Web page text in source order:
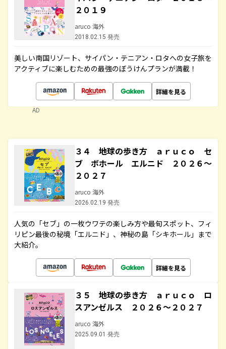
２０１９
aruco 海外
2018.02.15 発売
美しい南国リゾート、サイパン・テニアン・ロタへの女子旅を
アクティブに楽しむための最強のぼうけんプランが満載！
詳細を見る
AD
３４ 地球の歩き方 ａｒｕｃｏ セ
ブ ボホール エルニド ２０２６～
２０２７
aruco 海外
2026.02.19 発売
人気の「セブ」の一枚ウワテの楽しみ方や最旬スポット、フィ
リピン最後の秘境「エルニド」、神秘の島「シキホール」まで
大紹介。
詳細を見る
３５ 地球の歩き方 ａｒｕｃｏ ロ
スアンゼルス ２０２６～２０２７
aruco 海外
2025.09.01 発売